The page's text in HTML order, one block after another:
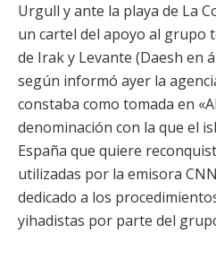
Urgull y ante la playa de La
un cartel del apoyo al grupo
de Irak y Levante (Daesh en
según informó ayer la
constaba como tomada en
denominación con la que el
España que quiere
utilizadas por la emisora
dedicado a los
yihadistas por parte del